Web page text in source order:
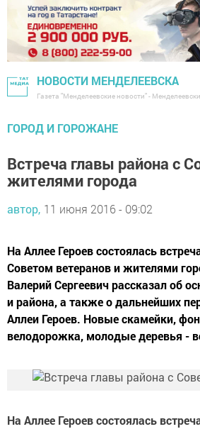
НОВОСТИ МЕНДЕЛЕЕВСКА
Газета "Менделеевские новости" -
ГОРОД И ГОРОЖАНЕ
Встреча главы района с
жителями города
автор, 11 июня 2016 - 09:02
На Аллее Героев состоялась
Советом ветеранов и жителями
Валерий Сергеевич рассказал об
и района, а также о дальнейших
Аллеи Героев. Новые скамейки,
велодорожка, молодые деревья -
На Аллее Героев состоялась